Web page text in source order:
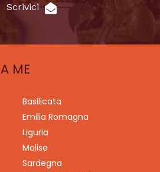
Scrivici
ME
Basilicata
Emilia Romagna
Liguria
Molise
Sardegna